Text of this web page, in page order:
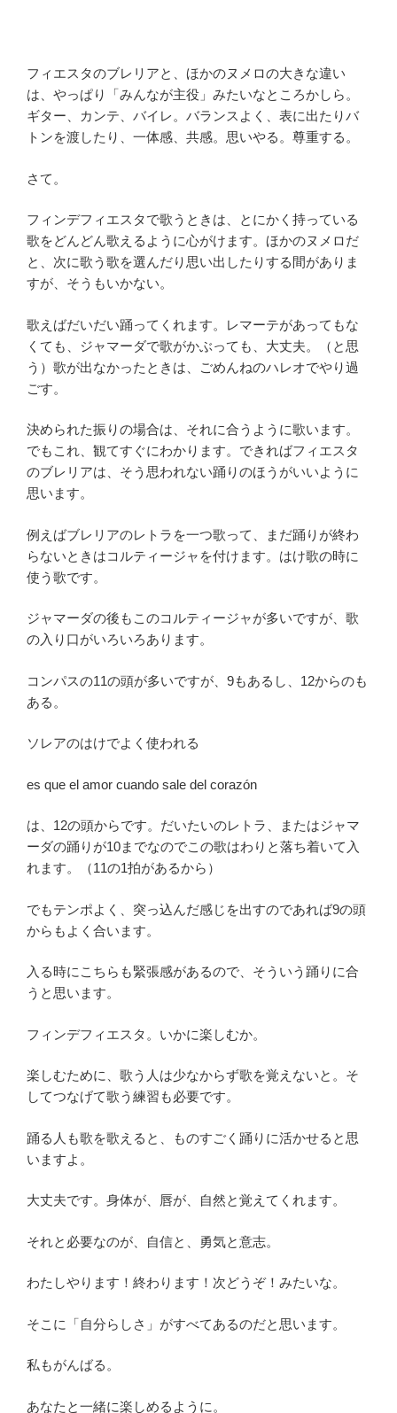
フィエスタのブレリアと、ほかのヌメロの大きな違い
は、やっぱり「みんなが主役」みたいなところかしら。
ギター、カンテ、バイレ。バランスよく、表に出たりバ
トンを渡したり、一体感、共感。思いやる。尊重する。
さて。
フィンデフィエスタで歌うときは、とにかく持っている
歌をどんどん歌えるように心がけます。ほかのヌメロだ
と、次に歌う歌を選んだり思い出したりする間がありま
すが、そうもいかない。
歌えばだいだい踊ってくれます。レマーテがあってもな
くても、ジャマーダで歌がかぶっても、大丈夫。（と思
う）歌が出なかったときは、ごめんねのハレオでやり過
ごす。
決められた振りの場合は、それに合うように歌います。
でもこれ、観てすぐにわかります。できればフィエスタ
のブレリアは、そう思われない踊りのほうがいいように
思います。
例えばブレリアのレトラを一つ歌って、まだ踊りが終わ
らないときはコルティージャを付けます。はけ歌の時に
使う歌です。
ジャマーダの後もこのコルティージャが多いですが、歌
の入り口がいろいろあります。
コンパスの11の頭が多いですが、9もあるし、12からのも
ある。
ソレアのはけでよく使われる
es que el amor cuando sale del corazón
は、12の頭からです。だいたいのレトラ、またはジャマ
ーダの踊りが10までなのでこの歌はわりと落ち着いて入
れます。（11の1拍があるから）
でもテンポよく、突っ込んだ感じを出すのであれば9の頭
からもよく合います。
入る時にこちらも緊張感があるので、そういう踊りに合
うと思います。
フィンデフィエスタ。いかに楽しむか。
楽しむために、歌う人は少なからず歌を覚えないと。そ
してつなげて歌う練習も必要です。
踊る人も歌を歌えると、ものすごく踊りに活かせると思
いますよ。
大丈夫です。身体が、唇が、自然と覚えてくれます。
それと必要なのが、自信と、勇気と意志。
わたしやります！終わります！次どうぞ！みたいな。
そこに「自分らしさ」がすべてあるのだと思います。
私もがんばる。
あなたと一緒に楽しめるように。